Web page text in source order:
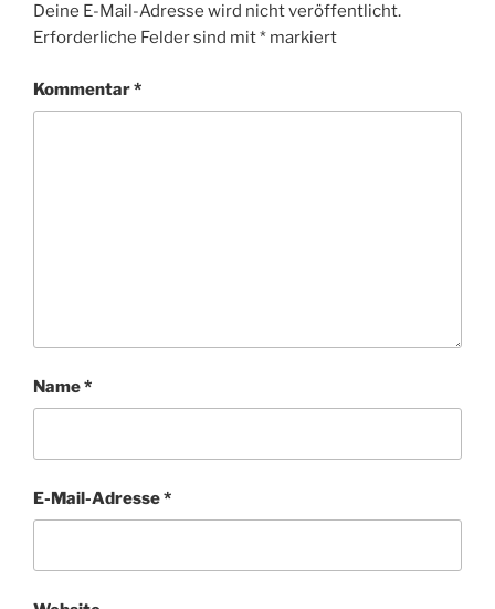
Deine E-Mail-Adresse wird nicht veröffentlicht.
Erforderliche Felder sind mit* markiert
Kommentar*
Name*
E-Mail-Adresse*